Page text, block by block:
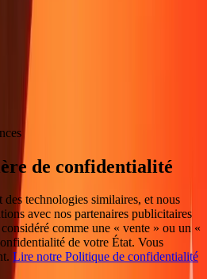
de confidentialité
technologies similaires, et nous
avec nos partenaires publicitaires
comme une « vente » ou un «
de votre État. Vous
Lire notre Politique de confidentialité